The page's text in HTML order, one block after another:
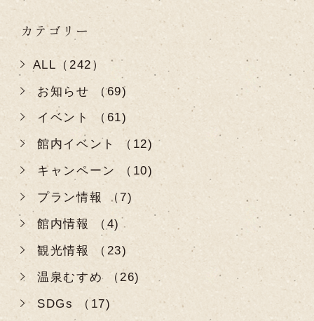
カテゴリー
ALL（242）
お知らせ （69)
イベント （61)
館内イベント （12)
キャンペーン （10)
プラン情報 （7)
館内情報 （4)
観光情報 （23)
温泉むすめ （26)
SDGs （17)